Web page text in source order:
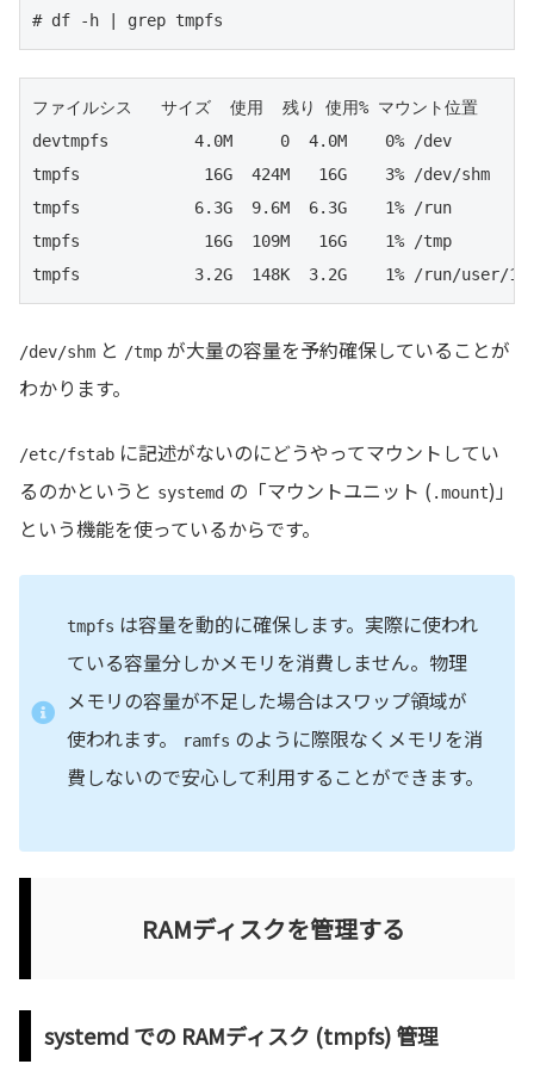
# df -h | grep tmpfs
ファイルシス   サイズ  使用  残り 使用% マウント位置
devtmpfs         4.0M     0  4.0M    0% /dev
tmpfs             16G  424M   16G    3% /dev/shm
tmpfs            6.3G  9.6M  6.3G    1% /run
tmpfs             16G  109M   16G    1% /tmp
tmpfs            3.2G  148K  3.2G    1% /run/user/
/dev/shm と /tmp が大量の容量を予約確保していることが
わかります。
/etc/fstab に記述がないのにどうやってマウントしてい
るのかというと systemd の「マウントユニット ( .mount)」
という機能を使っているからです。
tmpfs は容量を動的に確保します。実際に使われ
ている容量分しかメモリを消費しません。物理
メモリの容量が不足した場合はスワップ領域が
使われます。
ramfs のように際限なくメモリを消
費しないので安心して利用することができます。
RAMディスクを管理する
systemd での RAMディスク (tmpfs) 管理